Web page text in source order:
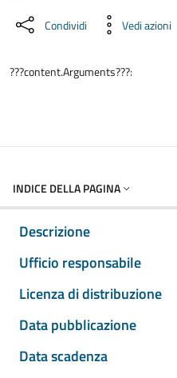
Condividi Vedi azioni
???content.Arguments???:
INDICE DELLA PAGINA
Descrizione
Ufficio responsabile
Licenza di distribuzione
Data pubblicazione
Data scadenza